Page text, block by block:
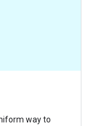
way to